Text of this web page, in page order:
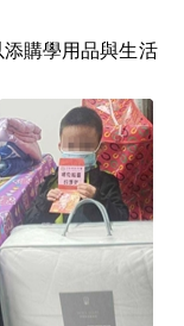
購學用品與生活